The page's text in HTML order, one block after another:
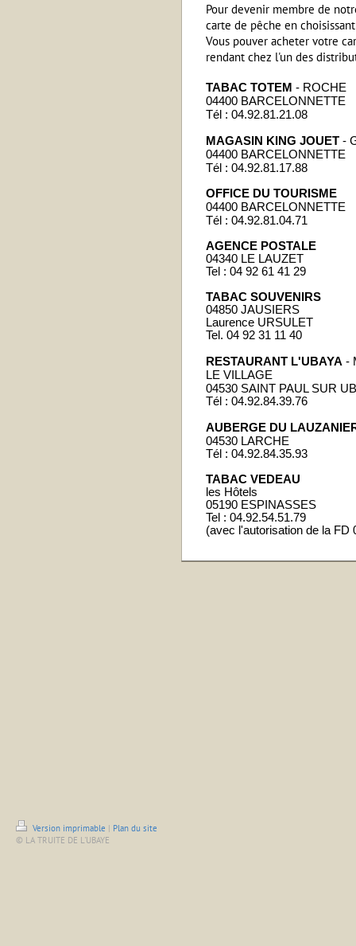
Pour devenir membre de
carte de pêche en choisissant
Vous pouver acheter votre
rendant chez l'un des
TABAC TOTEM - ROCHE
04400 BARCELONNETTE
Tél : 04.92.81.21.08
MAGASIN KING JOUET -
04400 BARCELONNETTE
Tél : 04.92.81.17.88
OFFICE DU TOURISME
04400 BARCELONNETTE
Tél : 04.92.81.04.71
AGENCE POSTALE
04340 LE LAUZET
Tel : 04 92 61 41 29
TABAC SOUVENIRS
04850 JAUSIERS
Laurence URSULET
Tel. 04 92 31 11 40
RESTAURANT L'UBAYA -
LE VILLAGE
04530 SAINT PAUL SUR
Tél : 04.92.84.39.76
AUBERGE DU
04530 LARCHE
Tél : 04.92.84.35.93
TABAC VEDEAU
les Hôtels
05190 ESPINASSES
Tel : 04.92.54.51.79
(avec l'autorisation de la FD
Version imprimable | Plan du site
© LA TRUITE DE L'UBAYE